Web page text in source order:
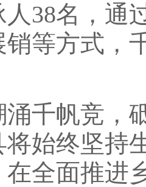
38名，通
销等方式，
帆竞，砥
将始终坚持
全面推进